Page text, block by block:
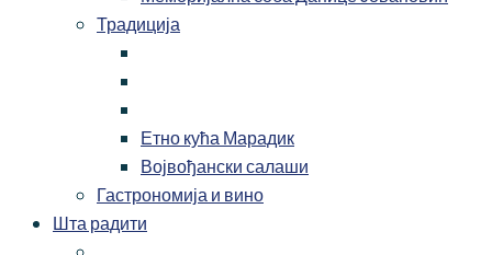
Традиција
Етно кућа Марадик
Војвођански салаши
Гастрономија и вино
Шта радити